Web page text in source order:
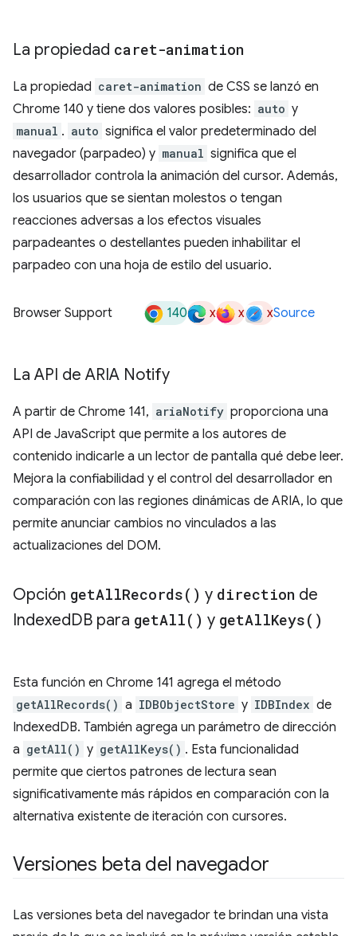
La propiedad caret-animation
La propiedad caret-animation de CSS se lanzó en
Chrome 140 y tiene dos valores posibles: auto y
manual . auto significa el valor predeterminado del
navegador (parpadeo) y manual significa que el
desarrollador controla la animación del cursor. Además,
los usuarios que se sientan molestos o tengan
reacciones adversas a los efectos visuales
parpadeantes o destellantes pueden inhabilitar el
parpadeo con una hoja de estilo del usuario.
Browser Support 140 x x xSource
La API de ARIA Notify
A partir de Chrome 141, ariaNotify proporciona una
API de JavaScript que permite a los autores de
contenido indicarle a un lector de pantalla qué debe leer.
Mejora la confiabilidad y el control del desarrollador en
comparación con las regiones dinámicas de ARIA, lo que
permite anunciar cambios no vinculados a las
actualizaciones del DOM.
Opción getAllRecords( ) y direction de
IndexedDB para getAll( ) y getAllKeys( )
Esta función en Chrome 141 agrega el método
getAllRecords() a IDBObjectStore y IDBIndex de
IndexedDB. También agrega un parámetro de dirección
a getAll() y getAllKeys() . Esta funcionalidad
permite que ciertos patrones de lectura sean
significativamente más rápidos en comparación con la
alternativa existente de iteración con cursores.
Versiones beta del navegador
Las versiones beta del navegador te brindan una vista